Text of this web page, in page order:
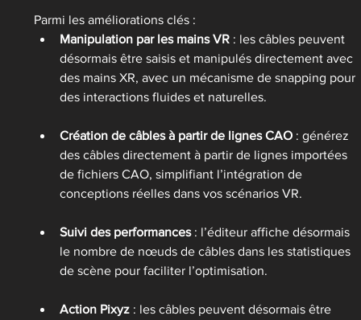
Parmi les améliorations clés :
Manipulation par les mains VR : les câbles peuvent
désormais être saisis et manipulés directement avec
des mains XR, avec un mécanisme de snapping pour
des interactions fluides et naturelles.
Création de câbles à partir de lignes CAO : générez
des câbles directement à partir de lignes importées
de fichiers CAO, simplifiant l’intégration de
conceptions réelles dans vos scénarios VR.
Suivi des performances : l’éditeur affiche désormais
le nombre de nœuds de câbles dans les statistiques
de scène pour faciliter l’optimisation.
Action Pixyz : les câbles peuvent désormais être